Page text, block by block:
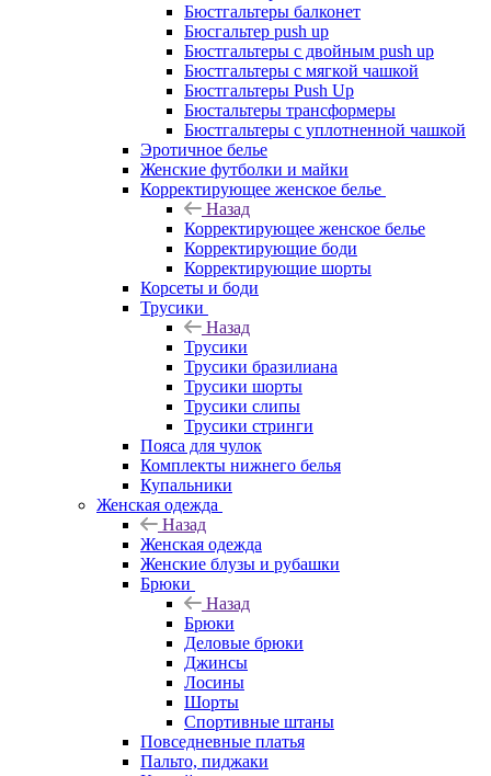
Бюстгальтеры балконет
Бюсгальтер push up
Бюстгальтеры с двойным push up
Бюстгальтеры с мягкой чашкой
Бюстгальтеры Push Up
Бюстальтеры трансформеры
Бюстгальтеры с уплотненной чашкой
Эротичное белье
Женские футболки и майки
Корректирующее женское белье
Назад
Корректирующее женское белье
Корректирующие боди
Корректирующие шорты
Корсеты и боди
Трусики
Назад
Трусики
Трусики бразилиана
Трусики шорты
Трусики слипы
Трусики стринги
Пояса для чулок
Комплекты нижнего белья
Купальники
Женская одежда
Назад
Женская одежда
Женские блузы и рубашки
Брюки
Назад
Брюки
Деловые брюки
Джинсы
Лосины
Шорты
Спортивные штаны
Повседневные платья
Пальто, пиджаки